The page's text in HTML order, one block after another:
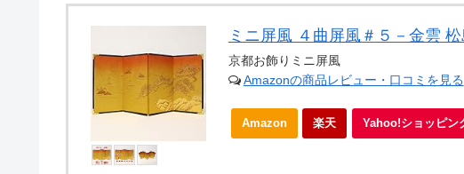
ミニ屏風 ４曲屏風＃５－金雲
京都お飾りミニ屏風
Amazonの商品レビュー・口コミを見る
Amazon 楽天 Yahoo!ショッピン